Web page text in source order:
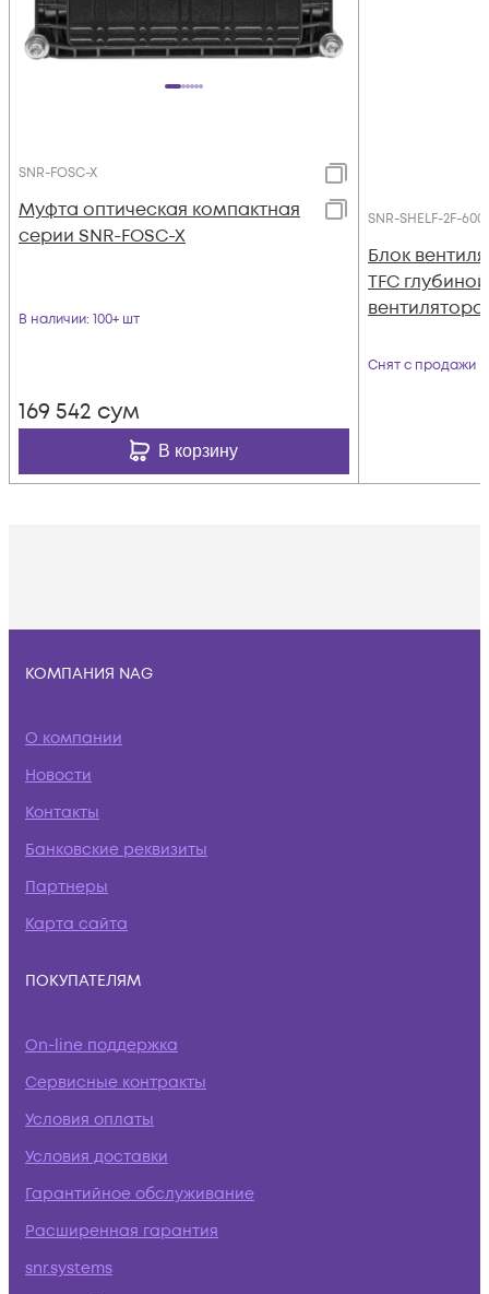
SNR-FOSC-X
Муфта оптическая компактная
серии SNR-FOSC-X
В наличии: 100+ шт
169 542 сум
В корзину
SNR-SHELF-2F-
Блок
TFC
Снят с продажи
КОМПАНИЯ NAG
О компании
Новости
Контакты
Банковские реквизиты
Партнеры
Карта сайта
ПОКУПАТЕЛЯМ
On-line поддержка
Сервисные контракты
Условия оплаты
Условия доставки
Гарантийное обслуживание
Расширенная гарантия
snr.systems